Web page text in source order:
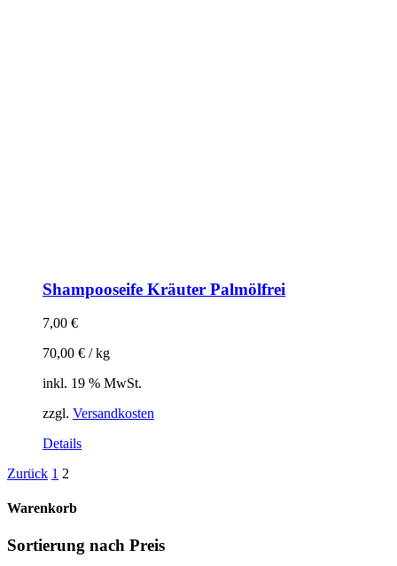
Shampooseife Kräuter Palmölfrei
7,00 €
70,00 € /kg
inkl. 19 % MwSt.
zzgl. Versandkosten
Details
Zurück 1 2
Warenkorb
Sortierung nach Preis